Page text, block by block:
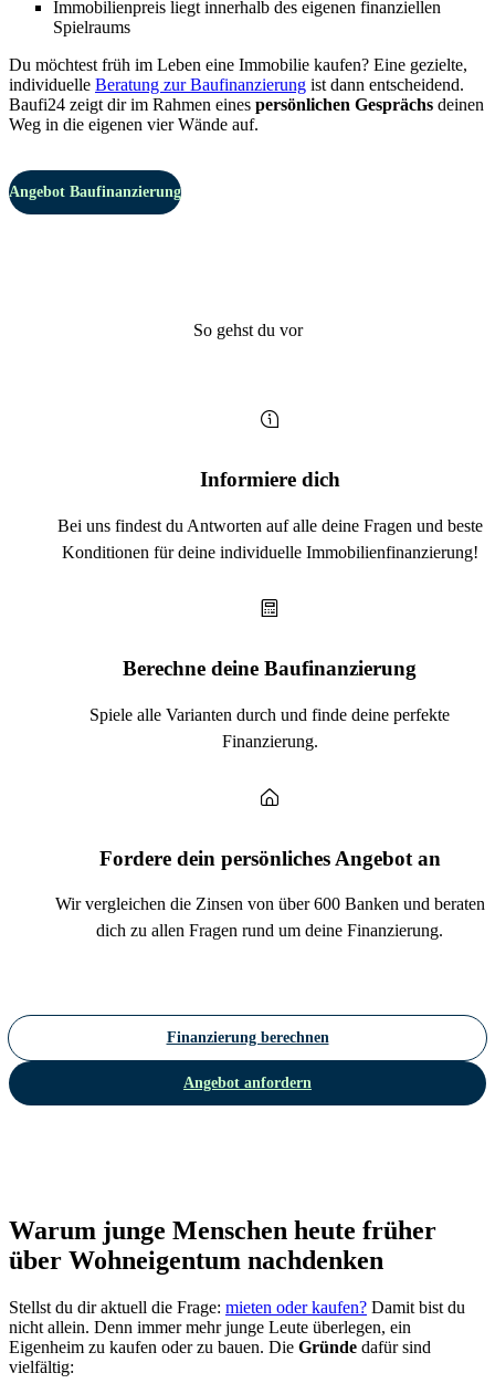
Immobilienpreis liegt innerhalb des eigenen finanziellen
Spielraums
Du möchtest früh im Leben eine Immobilie kaufen? Eine gezielte,
individuelle Beratung zur Baufinanzierung ist dann entscheidend.
Baufi24 zeigt dir im Rahmen eines persönlichen Gesprächs deinen
Weg in die eigenen vier Wände auf.
Angebot Baufinanzierung
So gehst du vor
Informiere dich
Bei uns findest du Antworten auf alle deine Fragen und beste
Konditionen für deine individuelle Immobilienfinanzierung!
Berechne deine Baufinanzierung
Spiele alle Varianten durch und finde deine perfekte
Finanzierung.
Fordere dein persönliches Angebot an
Wir vergleichen die Zinsen von über 600 Banken und beraten
dich zu allen Fragen rund um deine Finanzierung.
Finanzierung berechnen
Angebot anfordern
Warum junge Menschen heute früher
über Wohneigentum nachdenken
Stellst du dir aktuell die Frage: mieten oder kaufen? Damit bist du
nicht allein. Denn immer mehr junge Leute überlegen, ein
Eigenheim zu kaufen oder zu bauen. Die Gründe dafür sind
vielfältig: